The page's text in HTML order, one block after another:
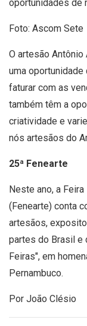
oportunidades de
Foto: Ascom Sete
O artesão
uma
faturar com as
também têm a
criatividade e
nós artesãos do
25ª Fenearte
Neste ano, a
(Fenearte) conta
artesãos,
partes do Brasil e
Feiras", em
Pernambuco.
Por João Clésio